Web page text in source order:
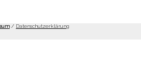
/ Datenschutzerklärung